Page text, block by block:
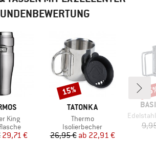
King
Preis
reduzierter Preis
29,71 €
MARKE
TATONKA
Artikel
Thermo
Produktgruppe
Isolierbecher
Preis
26,95 € reduzierter Preis
ab 22,91 €
Rabatt
15%
Artikel